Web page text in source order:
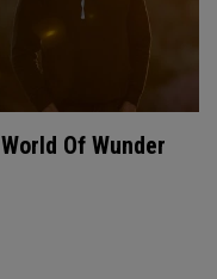
World Of Wunder